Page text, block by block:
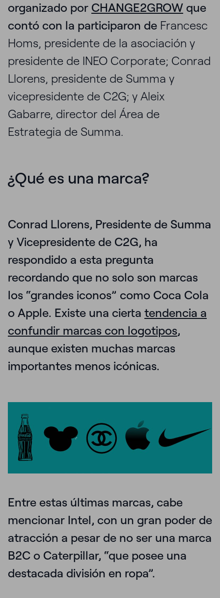
organizado por CHANGE2GROW que
contó con la participaron de Francesc
Homs, presidente de la asociación y
presidente de INEO Corporate; Conrad
Llorens, presidente de Summa y
vicepresidente de C2G; y Aleix
Gabarre, director del Área de
Estrategia de Summa.
¿Qué es una marca?
Conrad Llorens, Presidente de Summa
y Vicepresidente de C2G, ha
respondido a esta pregunta
recordando que no solo son marcas
los “grandes iconos” como Coca Cola
o Apple. Existe una cierta tendencia a
confundir marcas con logotipos,
aunque existen muchas marcas
importantes menos icónicas.
Entre estas últimas marcas, cabe
mencionar Intel, con un gran poder de
atracción a pesar de no ser una marca
B2C o Caterpillar, “que posee una
destacada división en ropa”.